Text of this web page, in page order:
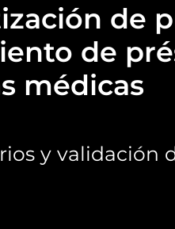
de
de
médicas
y validación